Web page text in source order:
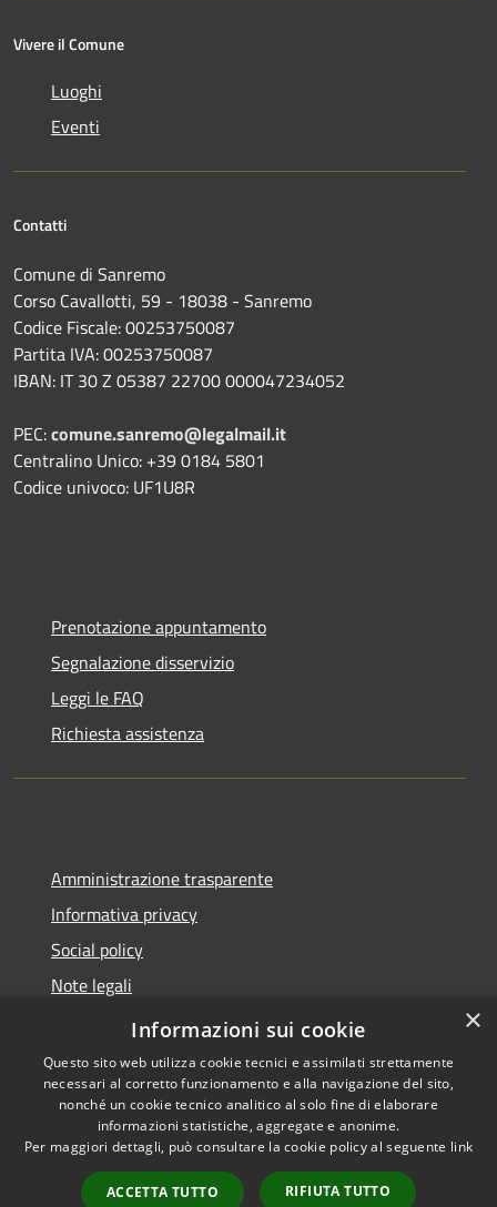
Vivere il Comune
Luoghi
Eventi
Contatti
Comune di Sanremo
Corso Cavallotti, 59 - 18038 - Sanremo
Codice Fiscale: 00253750087
Partita IVA: 00253750087
IBAN: IT 30 Z 05387 22700 000047234052
PEC:comune.sanremo@legalmail.it
Centralino Unico: +39 0184 5801
Codice univoco: UF1U8R
Prenotazione appuntamento
Segnalazione disservizio
Leggi le FAQ
Richiesta assistenza
Amministrazione trasparente
Informativa privacy
Social policy
Note legali
Dichiarazione di accessibilità
Accessibilità
Copyright © 2026 • Comune di
Sanremo • Powered by
Municipium•
Accesso
×
Informazioni sui cookie
Questo sito web utilizza cookie tecnici e assimilati strettamente
necessari al corretto funzionamento e alla navigazione del sito,
nonché un cookie tecnico analitico al solo fine di elaborare
informazioni statistiche, aggregate e anonime.
Per maggiori dettagli, può consultare la cookie policy al seguente link
ACCETTA TUTTO RIFIUTA TUTTO